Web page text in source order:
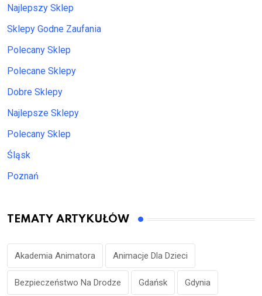
Najlepszy Sklep
Sklepy Godne Zaufania
Polecany Sklep
Polecane Sklepy
Dobre Sklepy
Najlepsze Sklepy
Polecany Sklep
Śląsk
Poznań
TEMATY ARTYKUŁÓW
Akademia Animatora Animacje Dla Dzieci
Bezpieczeństwo Na Drodze Gdańsk Gdynia